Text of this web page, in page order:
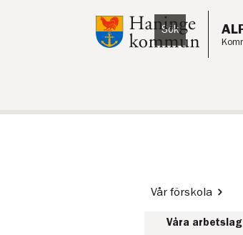
Till innehåll på sidan
Lyssna Sök
Vår förskola
Våra arbetslag